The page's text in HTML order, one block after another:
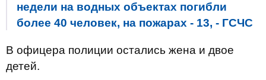
недели на водных объектах погибли
более 40 человек, на пожарах - 13, - ГСЧС
В офицера полиции остались жена и двое
детей.